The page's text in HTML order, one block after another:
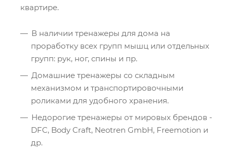
квартире.
В наличии тренажеры для дома на
проработку всех групп мышц или отдельных
групп: рук, ног, спины и пр.
Домашние тренажеры со складным
механизмом и транспортировочными
роликами для удобного хранения.
Недорогие тренажеры от мировых брендов -
DFC, Body Craft, Neotren GmbH, Freemotion и
др.